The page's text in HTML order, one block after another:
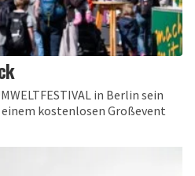
in Berlin sein
kostenlosen Großevent